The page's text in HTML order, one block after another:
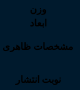
وزن
ابعاد
مشخصات ظاهری
نوبت انتشار